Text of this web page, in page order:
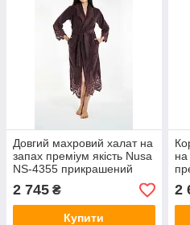
Довгий махровий халат на
запах преміум якість Nusa
NS-4355 прикрашений
мереживом
2 745 ₴
Купити
на
2